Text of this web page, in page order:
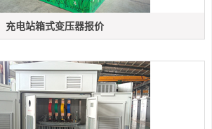
充电站箱式变压器报价